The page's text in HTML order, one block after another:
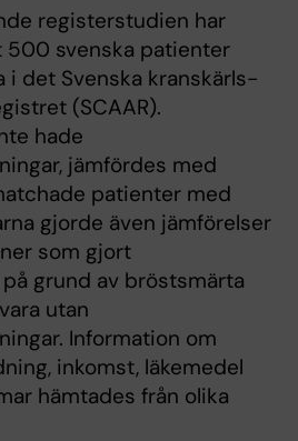
registerstudien har
500 svenska patienter
det Svenska kranskärls-
(SCAAR).
hade
jämfördes med
patienter med
gjorde även jämförelser
som gjort
grund av bröstsmärta
utan
Information om
inkomst, läkemedel
hämtades från olika